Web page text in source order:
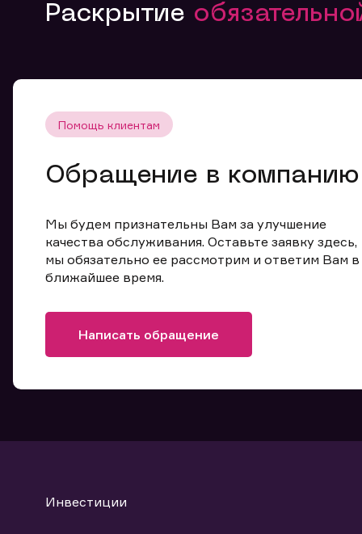
Раскрытие
Помощь клиентам
Обращение в компанию
Мы будем признательны Вам за улучшение
качества обслуживания. Оставьте заявку здесь,
мы обязательно ее рассмотрим и ответим Вам в
ближайшее время.
Написать обращение
Инвестиции